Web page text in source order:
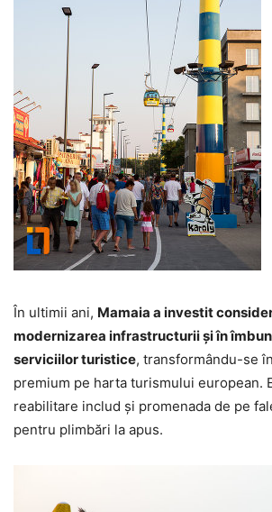
În ultimii ani, Mamaia a investit
modernizarea infrastructurii și în
serviciilor turistice, transformându-se
premium pe harta turismului european.
reabilitare includ și promenada de pe
pentru plimbări la apus.